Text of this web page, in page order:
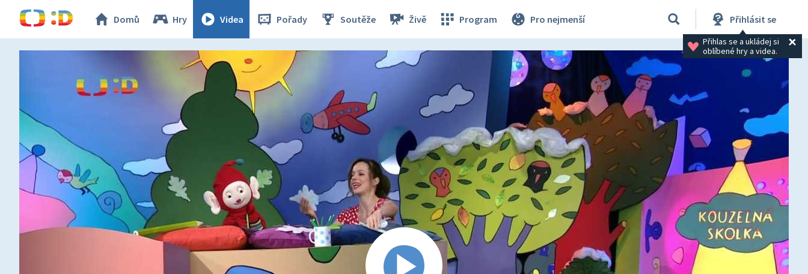
Domů Hry Videa Pořady Soutěže Živě Program Pro nejmenší Přihlásit se
Přihlas se a ukládej si
oblíbené hry a videa.